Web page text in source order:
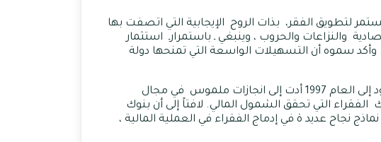
لتطويق الفقر، بذات الروح الإيجابية التي اتصفت بها
والنزاعات والحروب ، وينبغي ـ باستمرارـ استثمار
وأكد سموه أن التسهيلات الواسعة التي تمنحها دولة
وأشار ناصر بكر القحطاني ، المدير التنفيذي لأجفند، إلى أن شراكة أجفند وحملة قمة الإقراض ، التي تعود إلى العام 1997 أدت إلى انجازات ملموس في مجال
التي تحقق الشمول المالي. لافتاً إلى أن بنوك
نجاح عديد ة في إدماج الفقراء في العملية المالية ،